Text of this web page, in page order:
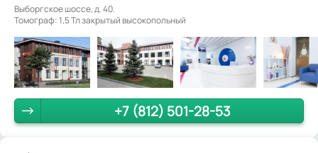
Выборгское шоссе, д. 40.
Томограф: 1,5 Тл закрытый высокопольный
+7 (812) 501-28-53